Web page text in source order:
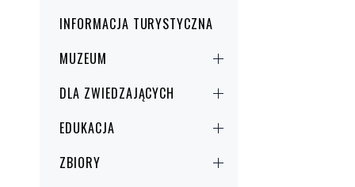
INFORMACJA TURYSTYCZNA
MUZEUM
DLA ZWIEDZAJĄCYCH
EDUKACJA
ZBIORY